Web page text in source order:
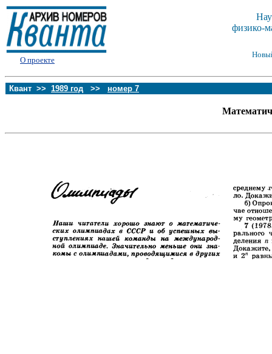
О проекте
физико-
Квант >> 1989 год >> номер 7